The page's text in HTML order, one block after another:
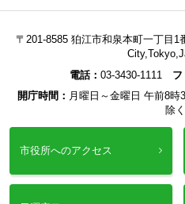
〒201-8585 狛江市和泉本町一丁目
電話： 03-3430-1111 フ
開庁時間： 月曜日～金曜日 午前8時
除
市役所へのアクセス